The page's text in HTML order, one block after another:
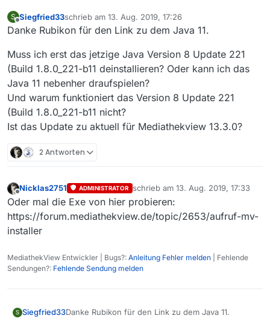
S
Offline
Siegfried33schrieb am 13. Aug. 2019, 17:26
zuletzt editiert von
Danke Rubikon für den Link zu dem Java 11.
Muss ich erst das jetzige Java Version 8 Update 221
(Build 1.8.0_221-b11 deinstallieren? Oder kann ich das
Java 11 nebenher draufspielen?
Und warum funktioniert das Version 8 Update 221
(Build 1.8.0_221-b11 nicht?
Ist das Update zu aktuell für Mediathekview 13.3.0?
2 Antworten
Offline
Nicklas2751 ADMINISTRATOR schrieb am 13. Aug. 2019, 17:33
zuletzt editiert von
Oder mal die Exe von hier probieren:
https://forum.mediathekview.de/topic/2653/aufruf-mv-
installer
MediathekView Entwickler | Bugs?: Anleitung Fehler melden | Fehlende
Sendungen?: Fehlende Sendung melden
S Siegfried33Danke Rubikon für den Link zu dem Java 11.